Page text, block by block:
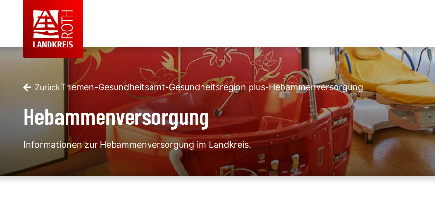
ZurückThemen-Gesundheitsamt-Gesundheitsregion plus-Hebammenversorgung
Hebammenversorgung
Informationen zur Hebammenversorgung im Landkreis.